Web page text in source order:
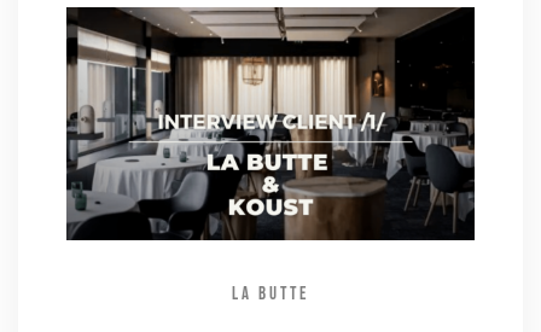
LA BUTTE